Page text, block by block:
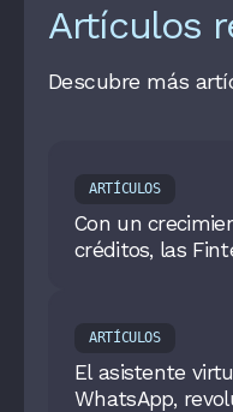
Artículos
Descubre más
ARTÍCULOS
Con un
créditos, las
ARTÍCULOS
El asistente
WhatsApp,